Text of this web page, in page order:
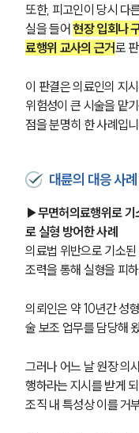
또한, 피고인이 당시 다
실을 들어 현장 입회나
료행위 교사의 근거로
이 판결은 의료인의 지
위험성이 큰 시술을 맡
점을 분명히 한 사례입니
대륜의 대응 사례
▶무면허의료행위로 기
로 실형 방어한 사례
의료법 위반으로 기소
조력을 통해 실형을 피
의뢰인은 약 10년간 성
술 보조 업무를 담당해
그러나 어느 날 원장 의
행하라는 지시를 받게
조직 내 특성상 이를 거